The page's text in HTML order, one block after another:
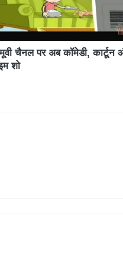
चैनल पर अब कॉमेडी, कार्टून
शो